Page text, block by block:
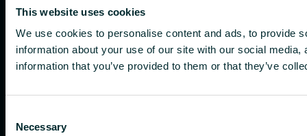
This website uses cookies
We use cookies to personalise content and ads, to provide
information about your use of our site with our social
information that you’ve provided to them or that they’ve
Selection
Necessary